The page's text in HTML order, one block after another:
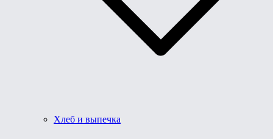
Хлеб и выпечка